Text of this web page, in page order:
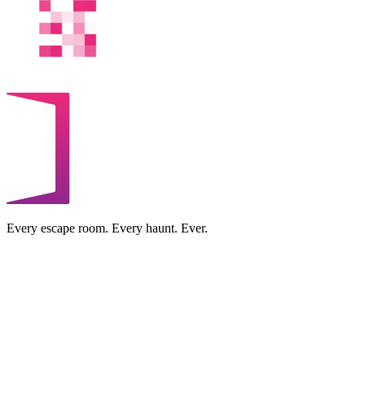
Every escape room. Every haunt. Ever.